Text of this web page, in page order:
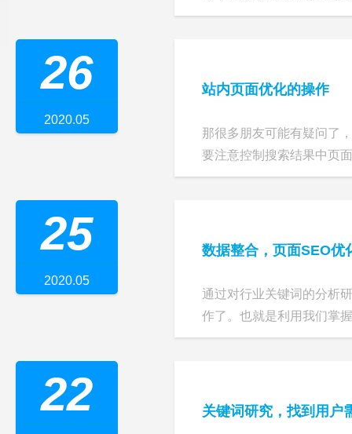
站内页面优化的操作
那很多朋友可能有疑问了
要注意控制搜索结果中页
26
2020.05
数据整合，页面SEO优
通过对行业关键词的分析
作了。也就是利用我们掌
25
2020.05
关键词研究，找到用户
22